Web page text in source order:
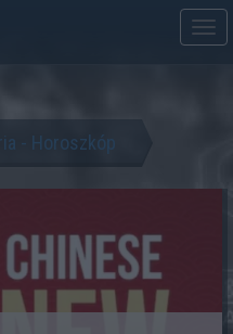
- Horoszkóp